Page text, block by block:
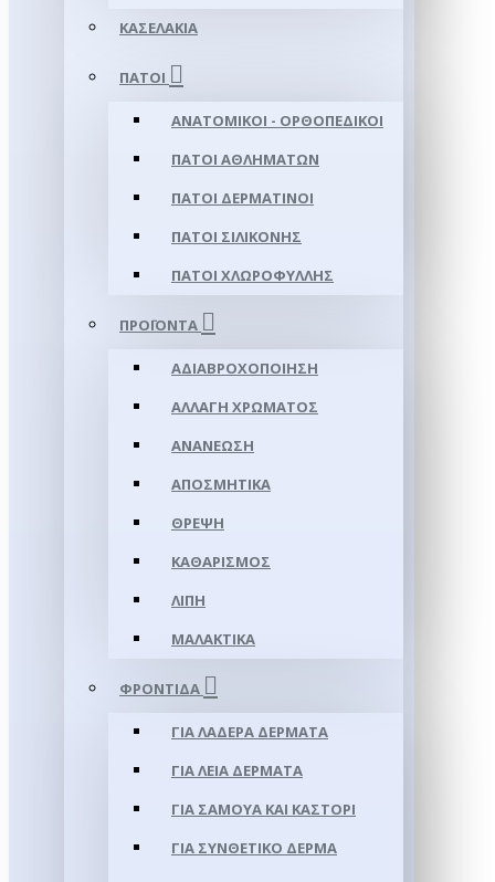
ΚΑΣΕΛΆΚΙΑ
ΠΆΤΟΙ
ΑΝΑΤΟΜΙΚΟΊ - ΟΡΘΟΠΕΔΙΚΟΊ
ΠΆΤΟΙ ΑΘΛΗΜΆΤΩΝ
ΠΆΤΟΙ ΔΕΡΜΆΤΙΝΟΙ
ΠΆΤΟΙ ΣΙΛΙΚΌΝΗΣ
ΠΆΤΟΙ ΧΛΩΡΟΦΎΛΛΗΣ
ΠΡΟΪΌΝΤΑ
ΑΔΙΑΒΡΟΧΟΠΟΊΗΣΗ
ΑΛΛΑΓΉ ΧΡΏΜΑΤΟΣ
ΑΝΑΝΈΩΣΗ
ΑΠΟΣΜΗΤΙΚΆ
ΘΡΈΨΗ
ΚΑΘΑΡΙΣΜΌΣ
ΛΊΠΗ
ΜΑΛΑΚΤΙΚΆ
ΦΡΟΝΤΊΔΑ
ΓΙΑ ΛΑΔΕΡΆ ΔΈΡΜΑΤΑ
ΓΙΑ ΛΕΊΑ ΔΈΡΜΑΤΑ
ΓΙΑ ΣΑΜΟΥΑ ΚΑΙ ΚΑΣΤΌΡΙ
ΓΙΑ ΣΥΝΘΕΤΙΚΌ ΔΈΡΜΑ